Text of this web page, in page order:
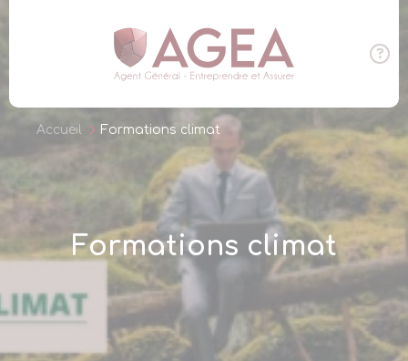
Accueil Formations climat
Formations climat